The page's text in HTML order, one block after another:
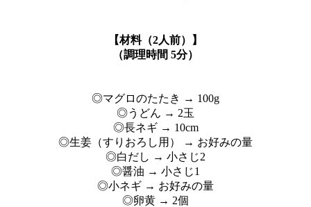
【材料（2人前）】
（調理時間 5分）
◎マグロのたたき → 100g
◎うどん → 2玉
◎長ネギ → 10cm
◎生姜（すりおろし用） → お好みの量
◎白だし → 小さじ2
◎醤油 → 小さじ1
◎小ネギ → お好みの量
◎卵黄 → 2個